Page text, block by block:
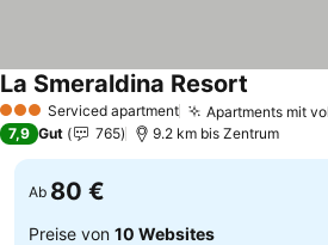
3 SterneServiced apartment Apartments mit
La Smeraldina Resort
7,9 Gut 765 9.2 km bis Zentrum
Ab 80 €
Preise von 10 Websites